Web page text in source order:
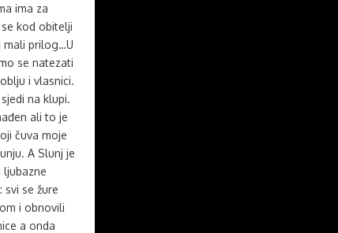
ima za
kod obitelji
mali prilog…U
se natezati
i vlasnici.
na klupi.
ali to je
čuva moje
A Slunj je
ljubazne
svi se žure
i obnovili
a onda